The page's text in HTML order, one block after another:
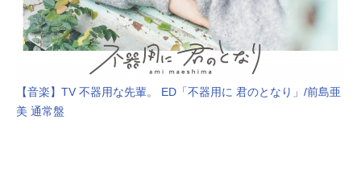
【音楽】TV 不器用な先輩。 ED「不器用に 君のとなり」/前島亜
美 通常盤